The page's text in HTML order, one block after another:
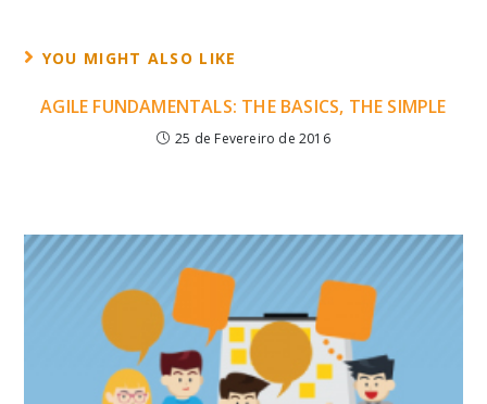
YOU MIGHT ALSO LIKE
AGILE FUNDAMENTALS: THE BASICS, THE SIMPLE
25 de Fevereiro de 2016